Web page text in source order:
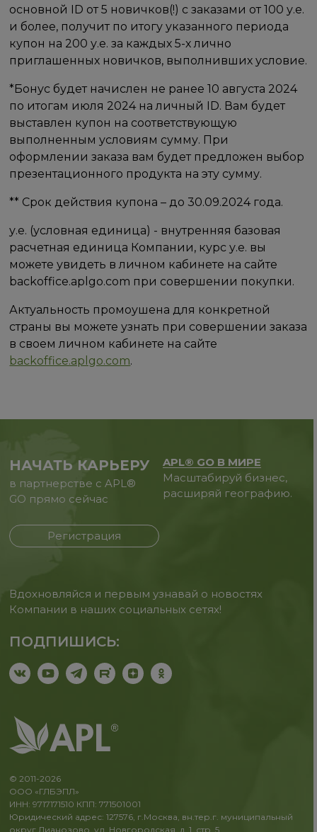
основной ID от 5 новичков(!) с заказами от 100 у.е.
и более, получит по итогу указанного периода
купон на 200 у.е. за каждых 5-х лично
приглашенных новичков, выполнивших условие.
*Бонус будет начислен не ранее 10 августа 2024
по итогам июля 2024 на личный ID. Вам будет
выставлен купон на соответствующую
выполненным условиям сумму. При
оформлении заказа вам будет предложен выбор
презентационного продукта на эту сумму.
** Срок действия купона – до 30.09.2024 года.
у.е. (условная единица) - внутренняя базовая
расчетная единица Компании, курс у.е. вы
можете увидеть в личном кабинете на сайте
backoffice.aplgo.com при совершении покупки.
Актуальность промоушена для конкретной
страны вы можете узнать при совершении заказа
в своем личном кабинете на сайте
backoffice.aplgo.com.
НАЧАТЬ КАРЬЕРУ
в партнерстве с APL®
GO прямо сейчас
Регистрация
APL® GO В МИРЕ
Масштабируй бизнес,
расширяй географию.
Вдохновляйся и первым узнавай о новостях
Компании в наших социальных сетях!
ПОДПИШИСЬ:
© 2011-2026
ООО «ГЛБЭПЛ»
ИНН: 9717171510 КПП: 771501001
Юридический адрес: 127576, г.Москва, вн.тер.г. муниципальный
округ Лианозово, ул. Новгородская, д. 1, стр. 5